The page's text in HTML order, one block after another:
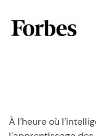
À l’heure où